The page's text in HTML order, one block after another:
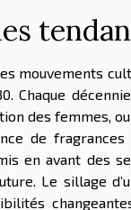
mouvements
Chaque
des femmes,
de
en avant des
Le sillage